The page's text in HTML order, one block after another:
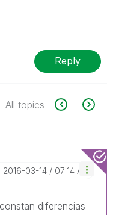
Reply
All topics
‎2016-03-14 07:14 AM
diferencias